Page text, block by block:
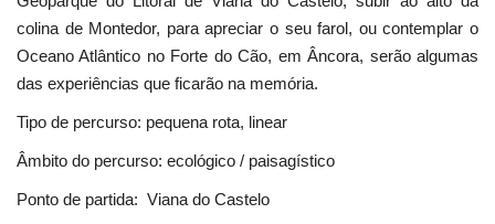
colina de Montedor, para apreciar o seu farol, ou contemplar o
Oceano Atlântico no Forte do Cão, em Âncora, serão algumas
das experiências que ficarão na memória.
Tipo de percurso: pequena rota, linear
Âmbito do percurso: ecológico / paisagístico
Ponto de partida: Viana do Castelo